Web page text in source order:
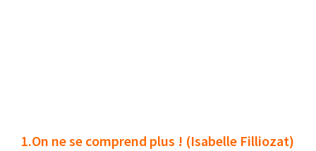
1.On ne se comprend plus ! (Isabelle Filliozat)